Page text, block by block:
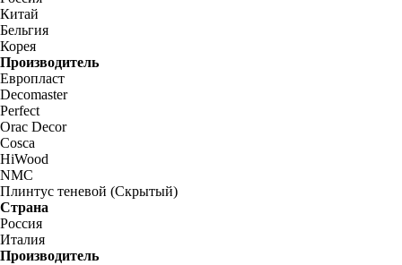
Китай
Бельгия
Корея
Производитель
Европласт
Decomaster
Perfect
Orac Decor
Cosca
HiWood
NMC
Плинтус теневой (Скрытый)
Страна
Россия
Италия
Производитель